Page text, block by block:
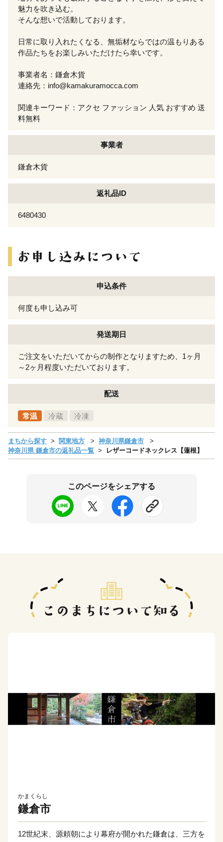
魅力を吹き込む。
そんな想いで活動しております。
日常に取り入れたくなる、無垢材ならではの温もりある
作品たちをお楽しみいただけたら幸いです。
事業者名：鎌倉木貨
連絡先：info@kamakuramocca.com
関連キーワード：アクセ ファッション 人気 おすすめ 送
料無料
事業者
鎌倉木貨
返礼品ID
6480430
申込条件
何度も申し込み可
発送期日
ご注文をいただいてからの制作となりますため、1ヶ月
～2ヶ月程度いただいております。
配送
常温 冷蔵 冷凍
まちから探す 関東地方
神奈川県鎌倉市
神奈川県 鎌倉市の返礼品一覧
レザーコードネックレス【蓮根】
このページをシェアする
かまくらし
鎌倉市
12世紀末、源頼朝により幕府が開かれた鎌倉は、三方を